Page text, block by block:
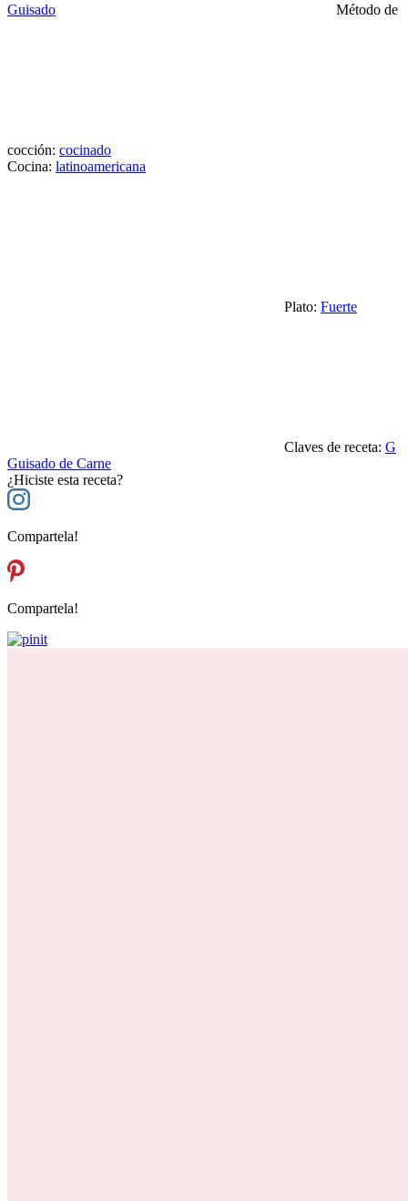
Guisado Método de
cocción: cocinado
Cocina: latinoamericana
Plato: Fuerte
Claves de receta: G
Guisado de Carne
¿Hiciste esta receta?
Compartela!
Compartela!